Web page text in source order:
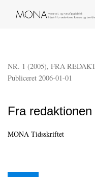
NR. 1 (2005), FRA
Fra redaktionen
Publiceret 2006-01-01
MONA Tidsskriftet